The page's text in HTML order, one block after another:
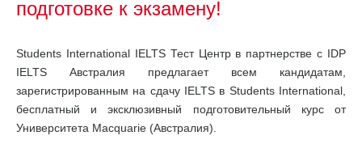
подготовке к экзамену!
Students International IELTS Тест Центр в партнерстве с IDP
IELTS Австралия предлагает всем кандидатам,
зарегистрированным на сдачу IELTS в Students International,
бесплатный и эксклюзивный подготовительный курс от
Университета Macquarie (Австралия).